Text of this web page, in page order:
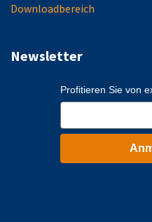
Downloadbereich
Newsletter
Profitieren Sie von